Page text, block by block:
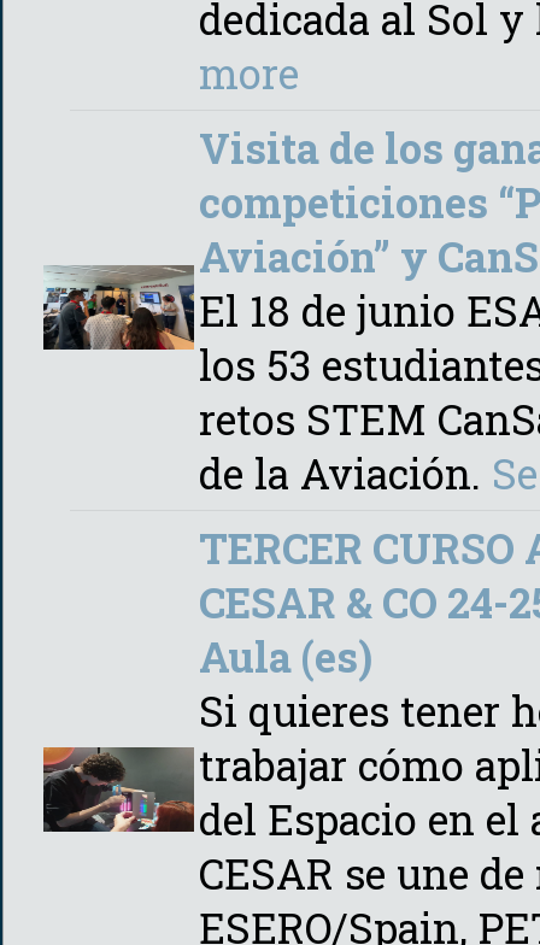
dedicada al Sol
more
Visita de los
competiciones
Aviación” y
El 18 de junio
los 53
retos STEM
de la Aviación.
TERCER CURSO
CESAR & CO 24-
Aula (es)
Si quieres tener
trabajar cómo
del Espacio en el
CESAR se une
ESERO/Spain,